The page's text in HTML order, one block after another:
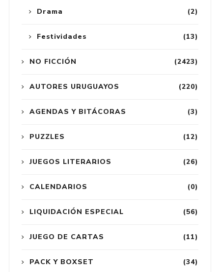
(2)
Drama
(13)
Festividades
(2423)
NO FICCIÓN
(220)
AUTORES URUGUAYOS
(3)
AGENDAS Y BITÁCORAS
(12)
PUZZLES
(26)
JUEGOS LITERARIOS
(0)
CALENDARIOS
(56)
LIQUIDACIÓN ESPECIAL
(11)
JUEGO DE CARTAS
(34)
PACK Y BOXSET